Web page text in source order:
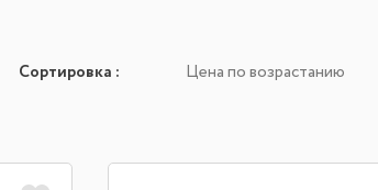
Сортировка : Цена по возрастанию